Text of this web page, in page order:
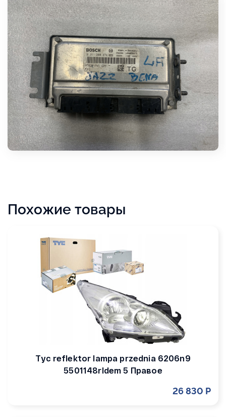
Похожие товары
Tyc reflektor lampa przednia 6206n9
5501148rldem 5 Правое
26 830 Р